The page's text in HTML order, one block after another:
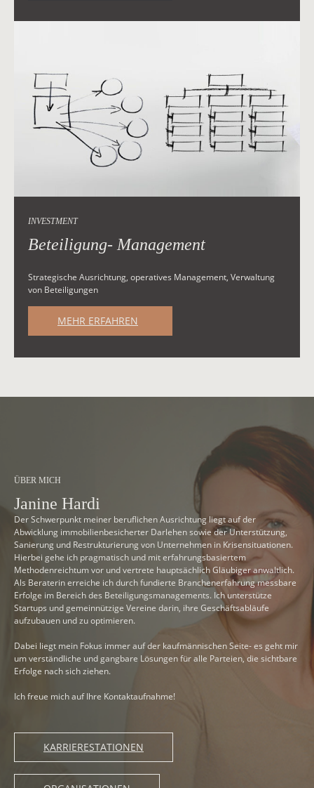
INVESTMENT
Beteiligung- Management
Strategische Ausrichtung, operatives Management, Verwaltung
von Beteiligungen
MEHR ERFAHREN
ÜBER MICH
Janine Hardi
Der Schwerpunkt meiner beruflichen Ausrichtung liegt auf der
Abwicklung immobilienbesicherter Darlehen sowie der Unterstützung,
Sanierung und Restrukturierung von Unternehmen in Krisensituationen.
Hierbei gehe ich pragmatisch und mit erfahrungsbasiertem
Methodenreichtum vor und vertrete hauptsächlich Gläubiger anwaltlich.
Als Beraterin erreiche ich durch fundierte Branchenerfahrung messbare
Erfolge im Bereich des Beteiligungsmanagements. Ich unterstütze
Startups und gemeinnützige Vereine darin, ihre Geschäftsabläufe
aufzubauen und zu optimieren.
Dabei liegt mein Fokus immer auf der kaufmännischen Seite- es geht mir
um verständliche und gangbare Lösungen für alle Parteien, die sichtbare
Erfolge nach sich ziehen.
Ich freue mich auf Ihre Kontaktaufnahme!
KARRIERESTATIONEN